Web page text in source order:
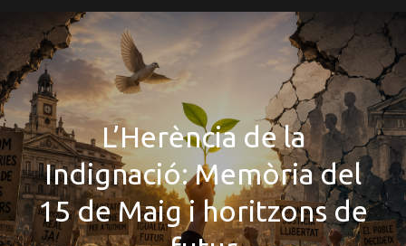
L’Herència de la
Indignació: Memòria del
15 de Maig i horitzons de